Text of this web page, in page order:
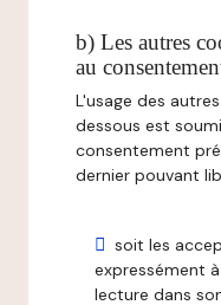
b) Les autres
au
L'usage des
dessous est
consentement
dernier pouvant
soit les
expressément
lecture dans